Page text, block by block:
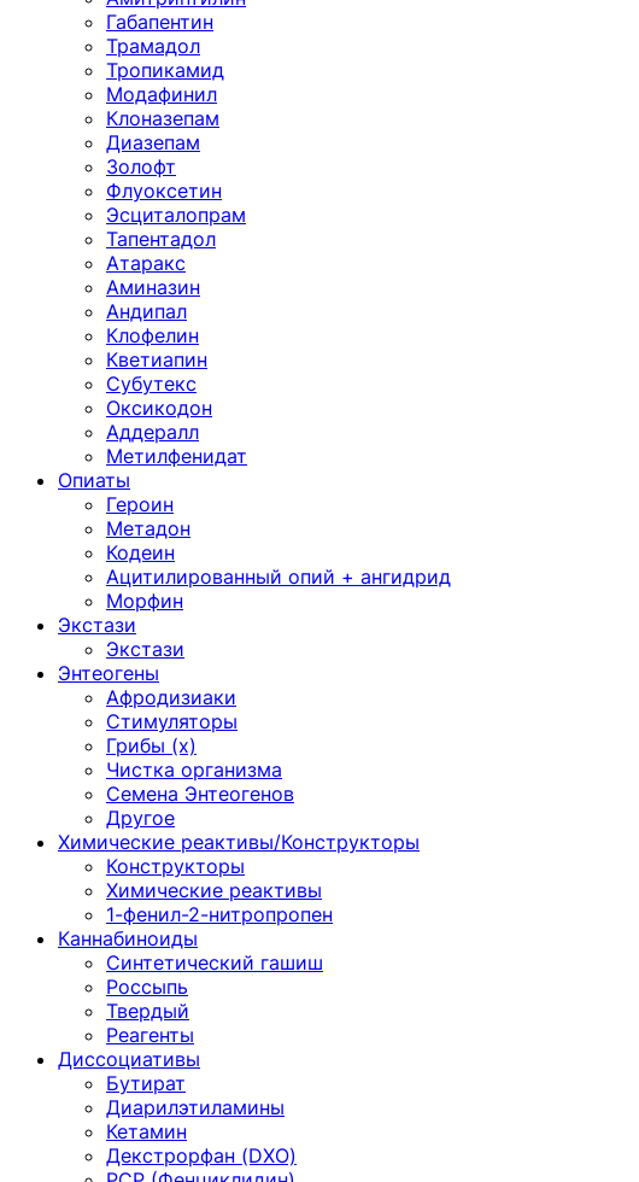
Габапентин
Трамадол
Тропикамид
Модафинил
Клоназепам
Диазепам
Золофт
Флуоксетин
Эсциталопрам
Тапентадол
Атаракс
Аминазин
Андипал
Клофелин
Кветиапин
Субутекс
Оксикодон
Аддералл
Метилфенидат
Опиаты
Героин
Метадон
Кодеин
Ацитилированный опий + ангидрид
Морфин
Экстази
Экстази
Энтеогены
Афродизиаки
Стимуляторы
Грибы (х)
Чистка организма
Семена Энтеогенов
Другое
Химические реактивы/Конструкторы
Конструкторы
Химические реактивы
1-фенил-2-нитропропен
Каннабиноиды
Синтетический гашиш
Россыпь
Твердый
Реагенты
Диссоциативы
Бутират
Диарилэтиламины
Кетамин
Декстрорфан (DXO)